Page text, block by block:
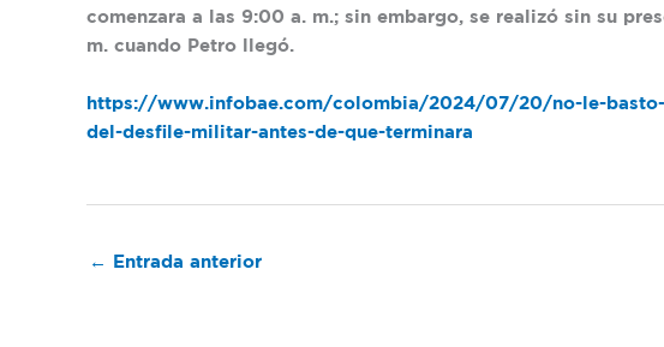
comenzara a las 9:00 a. m.; sin embargo, se realizó sin su
m. cuando Petro llegó.
https://www.infobae.com/colombia/2024/07/20/no-le-
del-desfile-militar-antes-de-que-terminara
← Entrada anterior